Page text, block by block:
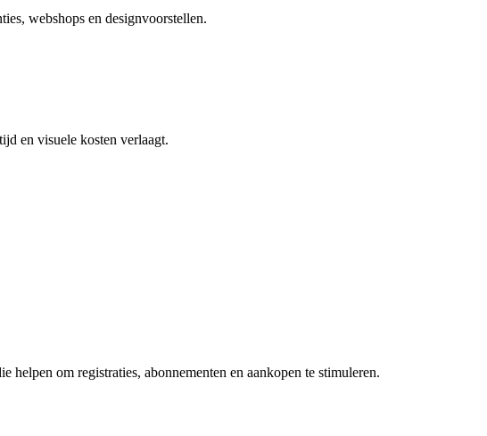
webshops en designvoorstellen.
en visuele kosten verlaagt.
helpen om registraties, abonnementen en aankopen te stimuleren.